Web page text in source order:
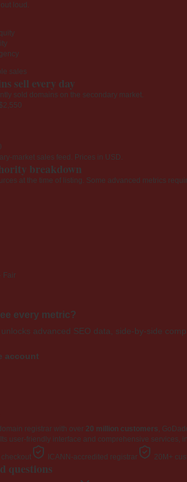
loud.
sales
sell every day
sold domains on the secondary market.
$2,550
market sales feed. Prices in USD.
breakdown
at the time of listing. Some advanced metrics
Fair
every metric?
advanced SEO data, side-by-side
account
registrar with over 20 million customers,
user-friendly interface and comprehensive
ICANN-accredited registrar 20M+
questions